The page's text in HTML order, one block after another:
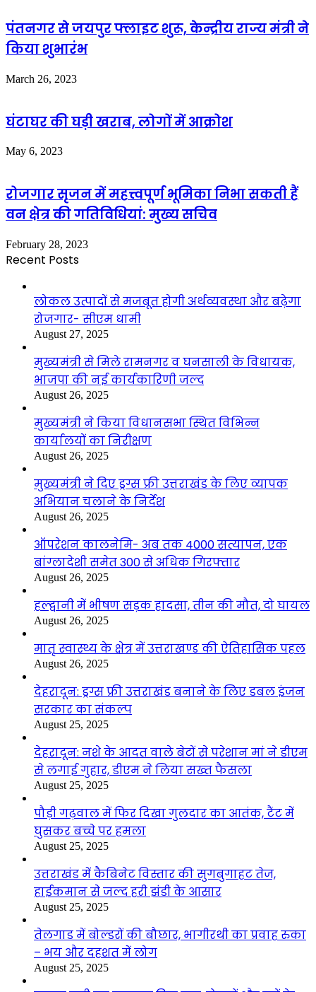
पंतनगर से जयपुर फ्लाइट शुरू, केन्द्रीय राज्य मंत्री ने
किया शुभारंभ
March 26, 2023
घंटाघर की घड़ी खराब, लोगों में आक्रोश
May 6, 2023
रोजगार सृजन में महत्त्वपूर्ण भूमिका निभा सकती हैं
वन क्षेत्र की गतिविधियां: मुख्य सचिव
February 28, 2023
Recent Posts
लोकल उत्पादों से मजबूत होगी अर्थव्यवस्था और बढ़ेगा
रोजगार- सीएम धामी
August 27, 2025
मुख्यमंत्री से मिले रामनगर व घनसाली के विधायक,
भाजपा की नई कार्यकारिणी जल्द
August 26, 2025
मुख्यमंत्री ने किया विधानसभा स्थित विभिन्न
कार्यालयों का निरीक्षण
August 26, 2025
मुख्यमंत्री ने दिए ड्रग्स फ्री उत्तराखंड के लिए व्यापक
अभियान चलाने के निर्देश
August 26, 2025
ऑपरेशन कालनेमि- अब तक 4000 सत्यापन, एक
बांग्लादेशी समेत 300 से अधिक गिरफ्तार
August 26, 2025
हल्द्वानी में भीषण सड़क हादसा, तीन की मौत, दो घायल
August 26, 2025
मातृ स्वास्थ्य के क्षेत्र में उत्तराखण्ड की ऐतिहासिक पहल
August 26, 2025
देहरादून: ड्रग्स फ्री उत्तराखंड बनाने के लिए डबल इंजन
सरकार का संकल्प
August 25, 2025
देहरादून: नशे के आदत वाले बेटों से परेशान मां ने डीएम
से लगाई गुहार, डीएम ने लिया सख्त फैसला
August 25, 2025
पौड़ी गढ़वाल में फिर दिखा गुलदार का आतंक, टैंट में
घुसकर बच्चे पर हमला
August 25, 2025
उत्तराखंड में कैबिनेट विस्तार की सुगबुगाहट तेज,
हाईकमान से जल्द हरी झंडी के आसार
August 25, 2025
तेलगाड में बोल्डरों की बौछार, भागीरथी का प्रवाह रुका
– भय और दहशत में लोग
August 25, 2025